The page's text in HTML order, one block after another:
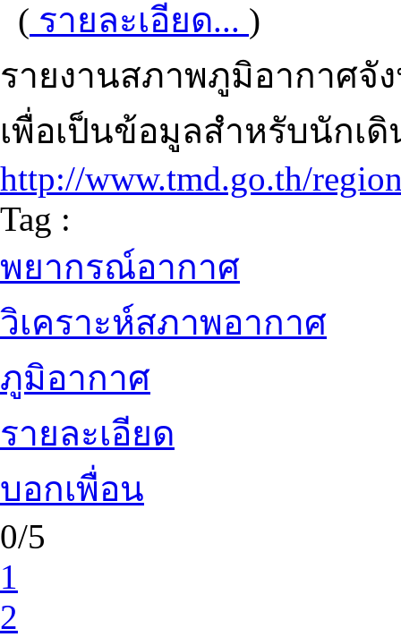
( รายละเอียด... )
รายงานสภาพภูมิอากาศจั
เพื่อเป็นข้อมูลสำหรับนักเ
http://www.tmd.go.th/
Tag :
พยากรณ์อากาศ
วิเคราะห์สภาพอากาศ
ภูมิอากาศ
รายละเอียด
บอกเพื่อน
0/5
1
2